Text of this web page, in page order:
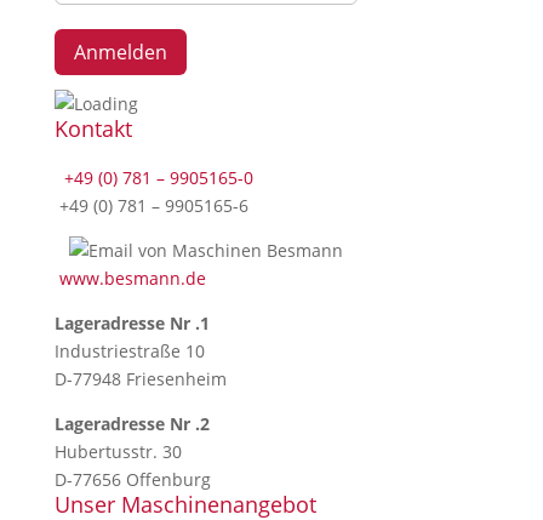
Kontakt
+49 (0) 781 – 9905165-0
+49 (0) 781 – 9905165-6
www.besmann.de
Lageradresse Nr .1
Industriestraße 10
D-77948 Friesenheim
Lageradresse Nr .2
Hubertusstr. 30
D-77656 Offenburg
Unser Maschinenangebot